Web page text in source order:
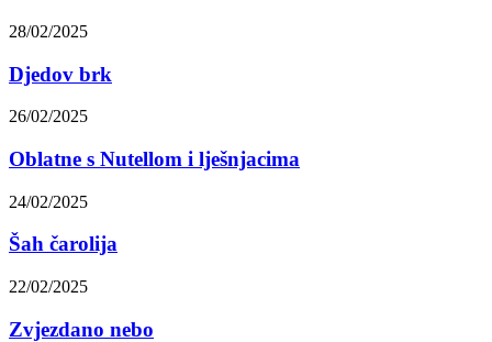
28/02/2025
Djedov brk
26/02/2025
Oblatne s Nutellom i lješnjacima
24/02/2025
Šah čarolija
22/02/2025
Zvjezdano nebo